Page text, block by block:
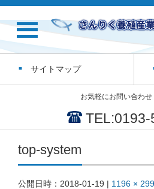
サイトマップ
お気軽にお問い合わせ
TEL:0193-
top-system
公開日時： 2018-01-19 | 1196 × 299